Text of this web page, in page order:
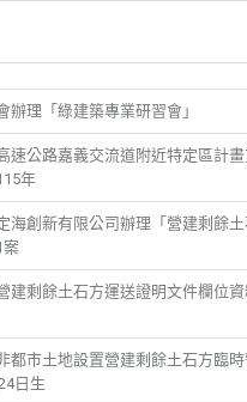
辦理「綠建築專業研習會」
速公路嘉義交流道附近特定區計
年
海創新有限公司辦理「營建剩餘
案
建剩餘土石方運送證明文件欄位
都市土地設置營建剩餘土石方臨
日生